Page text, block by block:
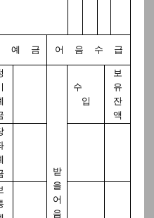
예 금 어 음 수 급
받
을
어
음
수
입
보
유
잔
액